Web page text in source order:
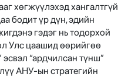
хөгжүүлэхэд хангалтгүй
бодит үр дүн, эдийн
гэдэг нь тодорхой
Улс цаашид өөрийгөө
эсвэл “ардчилсан түнш”
АНУ-ын стратегийн